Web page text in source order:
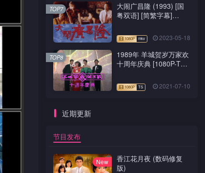
大闹广昌隆 (1993) [国
粤双语] [简繁字幕]
2023-05-18
TOP7
1989年 羊城贺岁万家欢
十周年庆典 [1080P-TS
2021-07-10
TOP8
近期更新
节目发布
New
香江花月夜 (数码修复
版)